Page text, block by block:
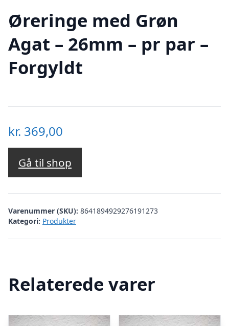
Øreringe med Grøn
Agat – 26mm – pr par –
Forgyldt
kr. 369,00
Gå til shop
Varenummer (SKU): 8641894929276191273
Kategori: Produkter
Relaterede varer